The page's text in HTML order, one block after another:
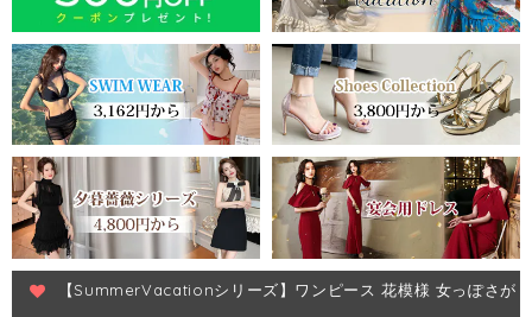
【SummerVacationシリーズ】ワンピース 花模様 女っぽさが